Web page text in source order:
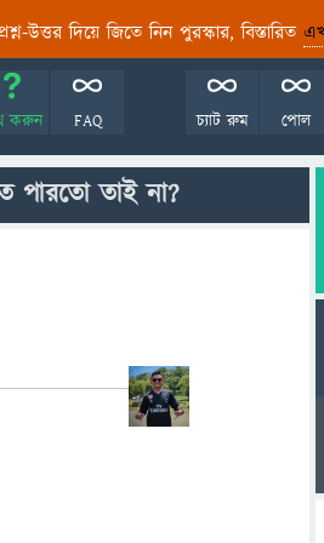
উত্তর দিয়ে জিতে নিন পুরস্কার, বিস্তারিত
করুন FAQ পোল
চ্যাট রুম
পারতো তাই না?